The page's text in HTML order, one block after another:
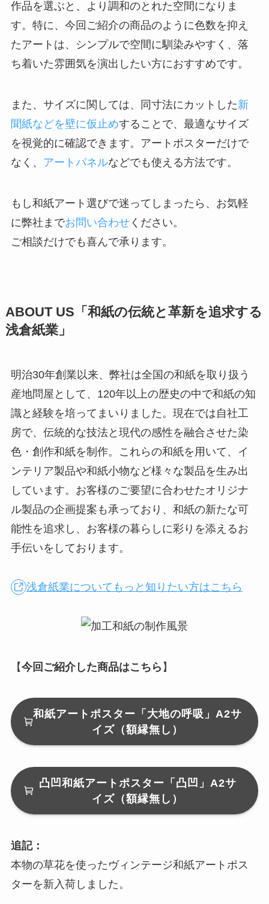
作品を選ぶと、より調和のとれた空間になりま
す。特に、今回ご紹介の商品のように色数を抑え
たアートは、シンプルで空間に馴染みやすく、落
ち着いた雰囲気を演出したい方におすすめです。
また、サイズに関しては、同寸法にカットした新
聞紙などを壁に仮止めすることで、最適なサイズ
を視覚的に確認できます。アートポスターだけで
なく、 アートパネルなどでも使える方法です。
もし和紙アート選びで迷ってしまったら、お気軽
に弊社までお問い合わせください。
ご相談だけでも喜んで承ります。
ABOUT US「 和紙の伝統と革新を追求する
浅倉紙業」
明治30年創業以来、弊社は全国の和紙を取り扱う
産地問屋として、120年以上の歴史の中で和紙の知
識と経験を培ってまいりました。現在では自社工
房で、伝統的な技法と現代の感性を融合させた染
色・創作和紙を制作。これらの和紙を用いて、イ
ンテリア製品や和紙小物など様々な製品を生み出
しています。お客様のご要望に合わせたオリジナ
ル製品の企画提案も承っており、和紙の新たな可
能性を追求し、お客様の暮らしに彩りを添えるお
手伝いをしております。
浅倉紙業についてもっと知りたい方はこちら
【今回ご紹介した商品はこちら 】
和紙アートポスター「大地の呼吸」A2サ
イズ（額縁無し）
凸凹和紙アートポスター「凸凹」A2サ
イズ（額縁無し）
追記：
本物の草花を使ったヴィンテージ和紙アートポス
ターを新入荷しました。